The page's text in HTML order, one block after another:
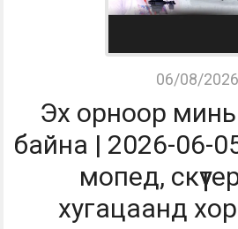
06/08/2026
Эх орноор
байна | 2026-06-
мопед,
хугацаанд